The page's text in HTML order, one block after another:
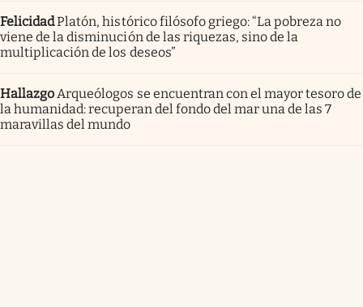
FelicidadPlatón, histórico filósofo griego: “La pobreza no
viene de la disminución de las riquezas, sino de la
multiplicación de los deseos”
Hallazgo Arqueólogos se encuentran con el mayor tesoro de
la humanidad: recuperan del fondo del mar una de las 7
maravillas del mundo